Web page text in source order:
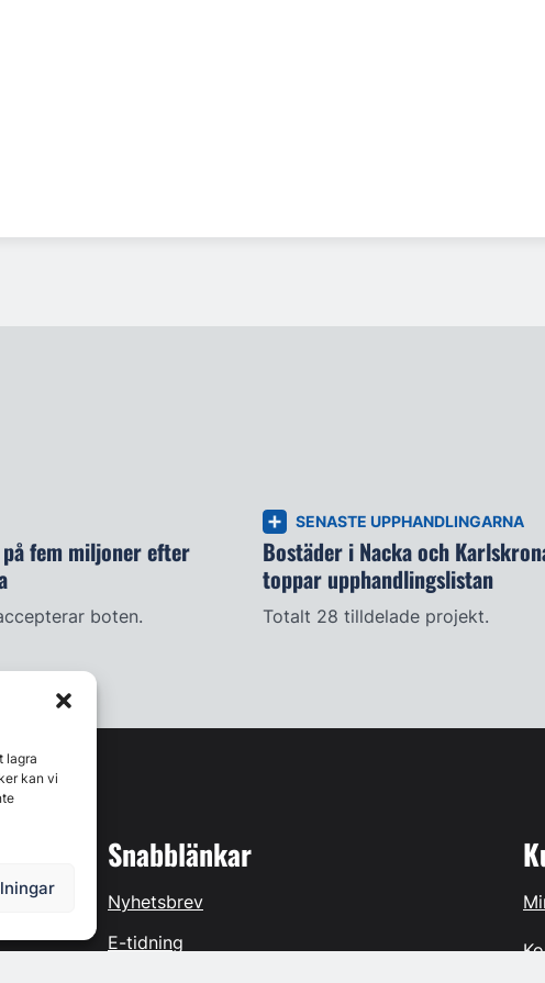
lagra
kan vi
på fem miljoner efter
boten.
SENASTE UPPHANDLINGARNA
Bostäder i Nacka och
toppar upphandlingslistan
Totalt 28 tilldelade projekt.
Snabblänkar
Nyhetsbrev
E-tidning